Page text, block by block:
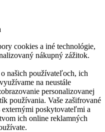
cookies a iné technológie,
nákupný zážitok.
našich používateľoch, ich
na neustále
personalizovanej
používania. Vaše zašifrované
poskytovateľmi a
ich online reklamných